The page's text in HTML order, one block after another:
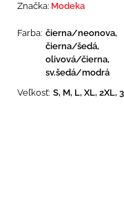
Značka: Modeka
Farba: čierna/neonova,
čierna/šedá,
olivová/čierna,
sv.šedá/modrá
Veľkosť: S, M, L, XL, 2XL,